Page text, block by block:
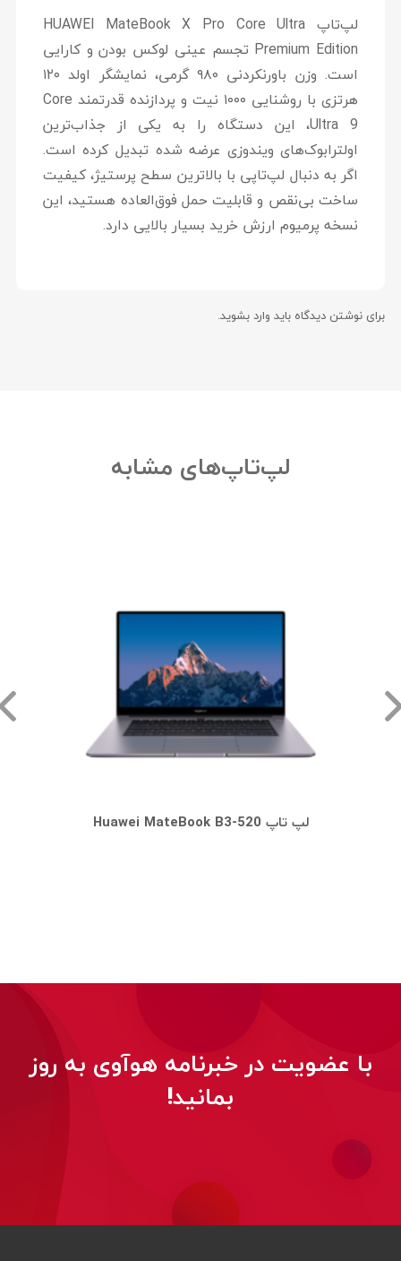
لپ‌تاپ HUAWEI MateBook X Pro Core Ultra
Premium Edition تجسم عینی لوکس بودن و کارایی
است. وزن باورنکردنی ۹۸۰ گرمی، نمایشگر اولد ۱۲۰
هرتزی با روشنایی ۱۰۰۰ نیت و پردازنده قدرتمند Core
Ultra 9، این دستگاه را به یکی از جذاب‌ترین
اولترابوک‌های ویندوزی عرضه شده تبدیل کرده است.
اگر به دنبال لپ‌تاپی با بالاترین سطح پرستیژ، کیفیت
ساخت بی‌نقص و قابلیت حمل فوق‌العاده هستید، این
نسخه پرمیوم ارزش خرید بسیار بالایی دارد.
برای نوشتن دیدگاه باید وارد بشوید.
لپ‌تاپ‌های مشابه
لپ تاپ Huawei MateBook B3-520
با عضویت در خبرنامه هوآوی به روز
بمانید!